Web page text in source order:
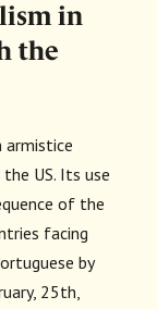
in
the
armistice
US. Its use
of the
facing
by
25th,